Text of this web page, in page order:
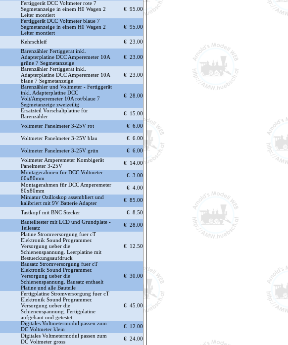
Fertiggerät DCC Voltmeter rote 7
Segmetanzeige in einem H0 Wagen 2
Leiter montiert
€ 95.00
Fertiggerät DCC Voltmeter blaue 7
Segmetanzeige in einem H0 Wagen 2
Leiter montiert
€ 95.00
Kehrschleif € 23.00
Bärenzähler Fertiggerät inkl.
Adapterplatine DCC Amperemeter 10A
grüne 7 Segmetanzeige
€ 23.00
Bärenzähler Fertiggerät inkl.
Adapterplatine DCC Amperemeter 10A
blaue 7 Segmetanzeige
€ 23.00
Bärenzähler und Voltmeter - Fertiggerät
inkl. Adapterplatine DCC
Volt/Amperemeter 10A rot/blaue 7
Segmetanzeige zweizeilig
€ 28.00
Ersatzteil Vorschaltplatine für
Bärenzähler
€ 15.00
Voltmeter Panelmeter 3-25V rot € 6.00
Voltmeter Panelmeter 3-25V blau € 6.00
Voltmeter Panelmeter 3-25V grün € 6.00
Voltmeter Amperemeter Kombigerät
Panelmeter 3-25V
€ 14.00
Montagerahmen für DCC Voltmeter
60x80mm
€ 3.00
Montagerahmen für DCC Amperemeter
80x80mm
€ 4.00
Miniatur Ozilloskop assembliert und
kalibriert mit 9V Batterie Adapter
€ 85.00
Tastkopf mit BNC Stecker € 8.50
Bauteiltester mit LCD und Grundplate -
Teilesatz
€ 28.00
Platine Stromversorgung fuer cT
Elektronik Sound Programmer.
Versorgung ueber die
Schienenspannung. Leerplatine mit
Bestueckungsaufdruck
€ 12.50
Bausatz Stromversorgung fuer cT
Elektronik Sound Programmer.
Versorgung ueber die
Schienenspannung. Bausatz enthaelt
Platine und alle Bauteile
€ 30.00
Fertigplatine Stromversorgung fuer cT
Elektronik Sound Programmer.
Versorgung ueber die
Schienenspannung. Fertigplatine
aufgebaut und getestet
€ 45.00
Digitales Voltmetermodul passen zum
DC Voltmeter klein
€ 12.00
Digitales Voltmetermodul passen zum
DC Voltmeter gross
€ 24.00